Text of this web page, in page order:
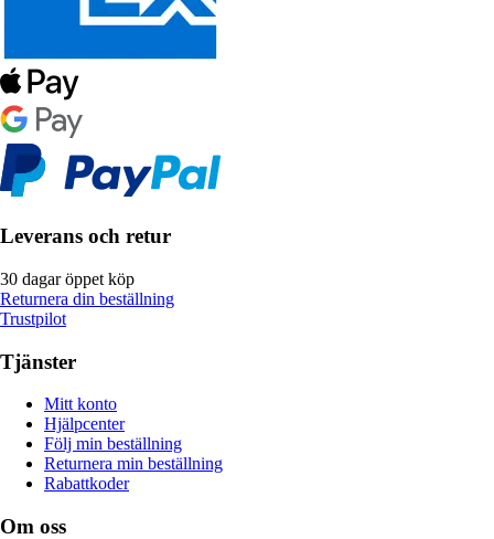
Leverans och retur
30 dagar öppet köp
Returnera din beställning
Trustpilot
Tjänster
Mitt konto
Hjälpcenter
Följ min beställning
Returnera min beställning
Rabattkoder
Om oss